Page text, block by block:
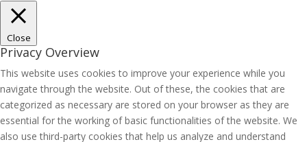
Close
Privacy Overview
This website uses cookies to improve your experience while you
navigate through the website. Out of these, the cookies that are
categorized as necessary are stored on your browser as they are
essential for the working of basic functionalities of the website. We
also use third-party cookies that help us analyze and understand